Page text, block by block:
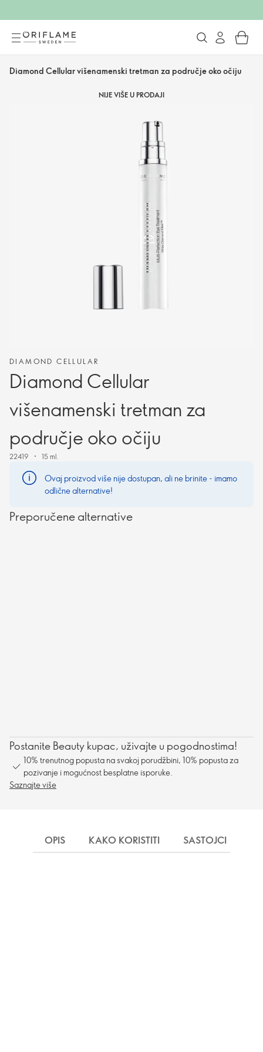
Diamond Cellular višenamenski tretman za područje oko očiju
NIJE VIŠE U PRODAJI
DIAMOND CELLULAR
Diamond Cellular
višenamenski tretman za
područje oko očiju
22419 15 ml.
Ovaj proizvod više nije dostupan, ali ne brinite - imamo
odlične alternative!
Preporučene alternative
Postanite Beauty kupac, uživajte u pogodnostima!
10% trenutnog popusta na svakoj porudžbini, 10% popusta za
pozivanje i mogućnost besplatne isporuke.
Saznajte više
OPIS KAKO KORISTITI SASTOJCI